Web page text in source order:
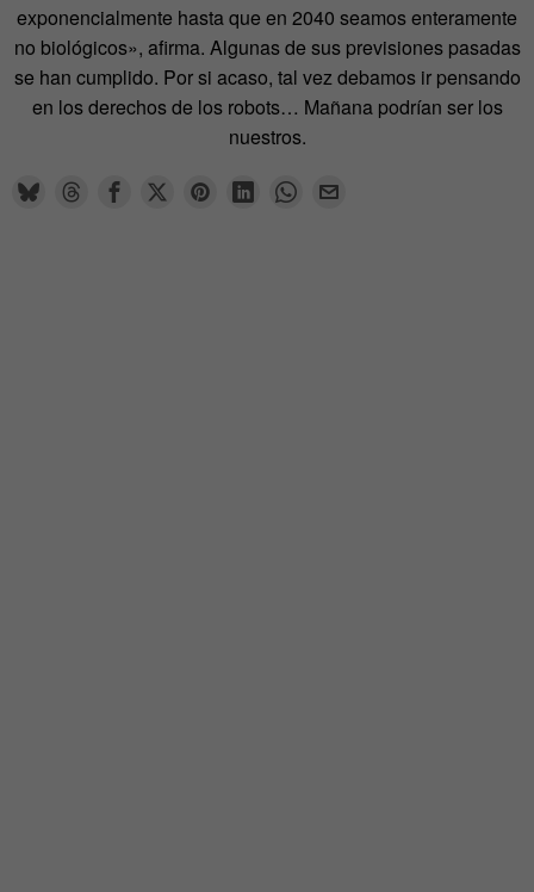
exponencialmente hasta que en 2040 seamos enteramente
no biológicos», afirma. Algunas de sus previsiones pasadas
se han cumplido. Por si acaso, tal vez debamos ir pensando
en los derechos de los robots… Mañana podrían ser los
nuestros.